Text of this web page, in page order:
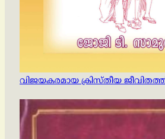
വിജയകരമായ ക്രിസ്തീയ